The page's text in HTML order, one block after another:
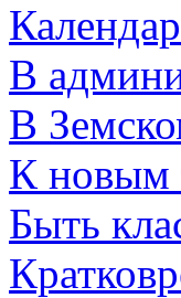
В
В
К новым
Быть